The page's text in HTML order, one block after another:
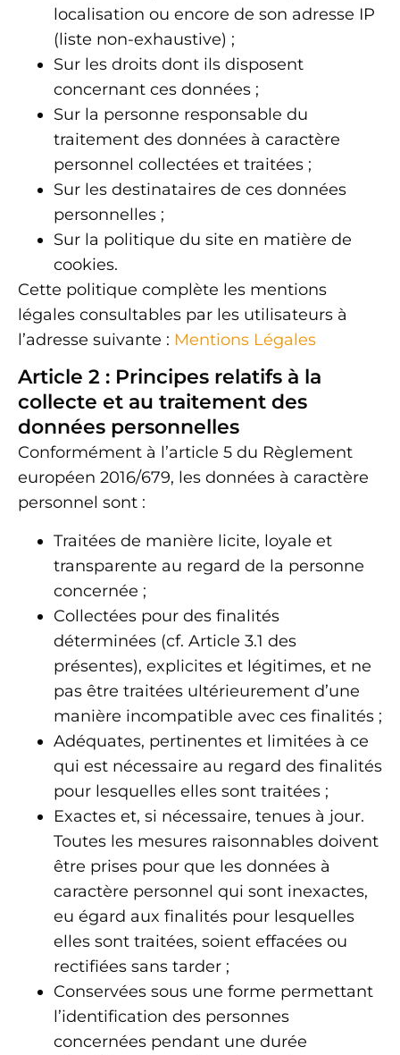
localisation ou encore de son adresse IP
(liste non-exhaustive) ;
Sur les droits dont ils disposent
concernant ces données ;
Sur la personne responsable du
traitement des données à caractère
personnel collectées et traitées ;
Sur les destinataires de ces données
personnelles ;
Sur la politique du site en matière de
cookies.
Cette politique complète les mentions
légales consultables par les utilisateurs à
l’adresse suivante : Mentions Légales
Article 2 : Principes relatifs à la
collecte et au traitement des
données personnelles
Conformément à l’article 5 du Règlement
européen 2016/679, les données à caractère
personnel sont :
Traitées de manière licite, loyale et
transparente au regard de la personne
concernée ;
Collectées pour des finalités
déterminées (cf. Article 3.1 des
présentes), explicites et légitimes, et ne
pas être traitées ultérieurement d’une
manière incompatible avec ces finalités ;
Adéquates, pertinentes et limitées à ce
qui est nécessaire au regard des finalités
pour lesquelles elles sont traitées ;
Exactes et, si nécessaire, tenues à jour.
Toutes les mesures raisonnables doivent
être prises pour que les données à
caractère personnel qui sont inexactes,
eu égard aux finalités pour lesquelles
elles sont traitées, soient effacées ou
rectifiées sans tarder ;
Conservées sous une forme permettant
l’identification des personnes
concernées pendant une durée